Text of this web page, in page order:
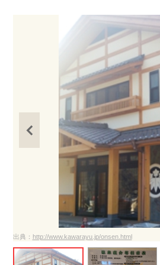
出典： http://www.kawarayu.jp/onsen.html